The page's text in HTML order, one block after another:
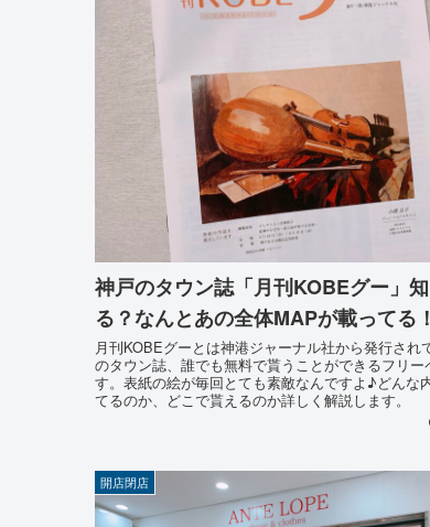
神戸のタウン誌「月刊KOBEグー」
る？なんとあの全体MAPが載ってる！
月刊KOBEグーとは神港ジャーナル社から発行され
のタウン誌、誰でも無料で貰うことができるフリー
す。表紙の絵が毎回とても素敵なんですよ♪どんな
てるのか、どこで貰えるのか詳しく解説します。
開店閉店